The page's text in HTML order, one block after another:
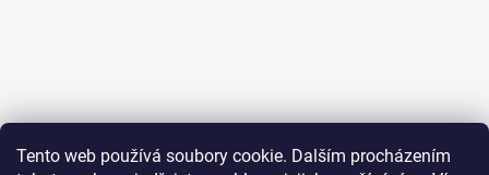
Tento web používá soubory cookie. Dalším procházením